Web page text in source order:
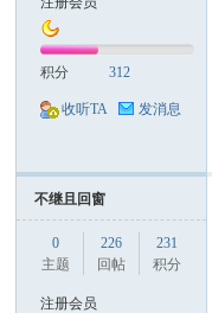
积分 312
收听TA 发消息
不继且回窗
0
主题
226
回帖
231
积分
注册会员